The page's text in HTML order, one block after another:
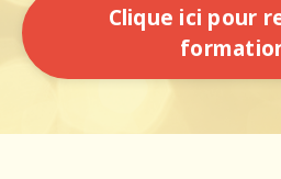
Clique ici pour